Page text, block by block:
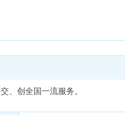
、创全国一流服务。